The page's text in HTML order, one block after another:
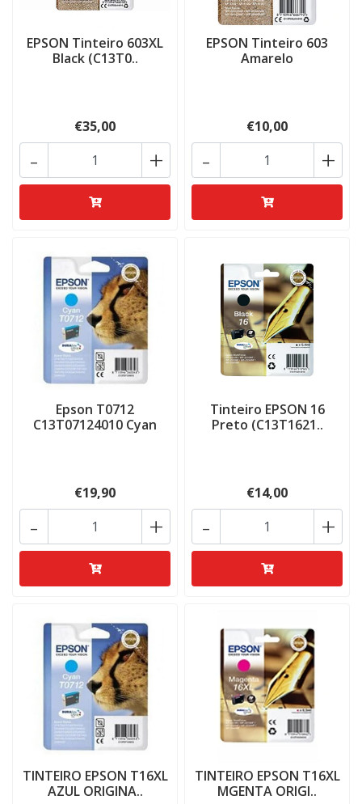
EPSON Tinteiro 603XL
Black (C13T0..
€35,00
+
-
EPSON Tinteiro 603
Amarelo
€10,00
+
-
Epson T0712
C13T07124010 Cyan
€19,90
+
-
Tinteiro EPSON 16
Preto (C13T1621..
€14,00
+
-
TINTEIRO EPSON T16XL
AZUL ORIGINA..
TINTEIRO EPSON T16XL
MGENTA ORIGI..